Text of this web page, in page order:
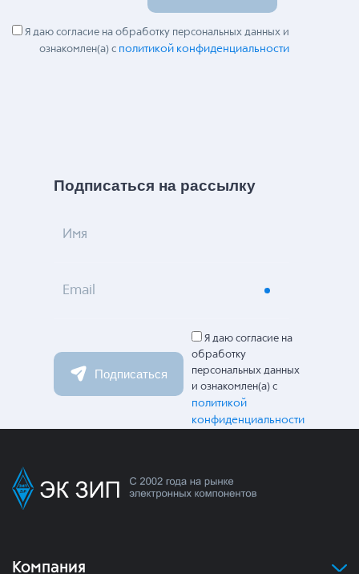
Я даю согласие на обработку персональных данных и
ознакомлен(а) с политикой конфиденциальности
Подписаться на рассылку
Имя
Email
Подписаться
Я даю согласие на
обработку
персональных данных
и ознакомлен(а) с
политикой
конфиденциальности
Компания